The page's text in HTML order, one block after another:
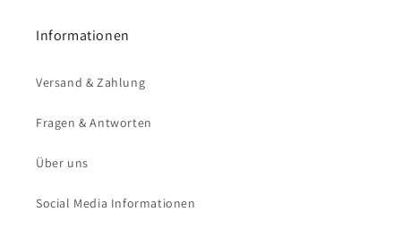
Informationen
Versand & Zahlung
Fragen & Antworten
Über uns
Social Media Informationen